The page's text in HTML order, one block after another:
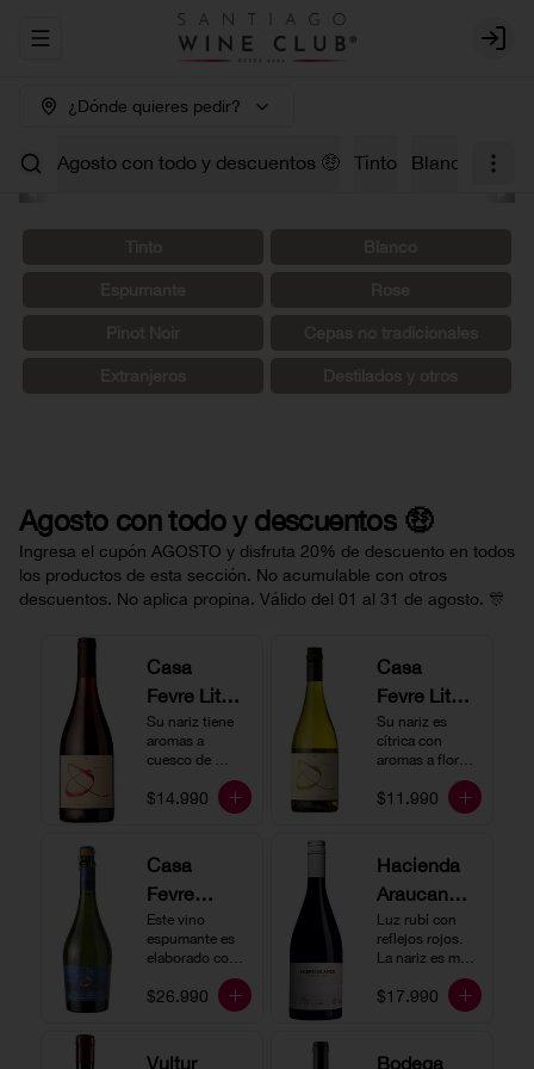
Abrir menu de navegación Login
¿Dónde quieres pedir?
Agosto con todo y descuentos 🤑 Tinto Blanco
Agosto con todo y descuentos 🤑
Ingresa el cupón AGOSTO y disfruta 20% de descuento en todos
los productos de esta sección. No acumulable con otros
descuentos. No aplica propina. Válido del 01 al 31 de agosto. 🎊
Casa
Fevre Little
Quino
Pinot Noir
Su nariz tiene
aromas a
cuesco de
frambuesa. En
boca tiene una
es un vino muy
vertical. Ideal
para beberlo
más frío como
acompañado de
$14.990
Casa
Fevre Little
Quino
Sauvignon
Su nariz es
cítrica con
aromas a flores
blancas y lima.
En boca tiene
vertical y de
persistencia
media. Ideal
para acompañar
con ostras.
$11.990
Casa
Fevre
Quino
Espumant
Este vino
espumante es
elaborado con
tradicional y se
produce a partir
Chardonnay y
$26.990
Hacienda
Araucano-
Lurton
Humo
Gran
Luz rubí con
reflejos rojos.
La nariz es muy
expresiva con
notas de fresa y
rico y redondo
$17.990
Vultur
Bodega